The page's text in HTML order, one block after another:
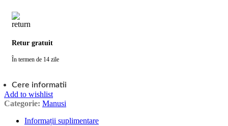
Retur gratuit
În termen de 14 zile
Cere informatii
Add to wishlist
Categorie: Manusi
Informații suplimentare